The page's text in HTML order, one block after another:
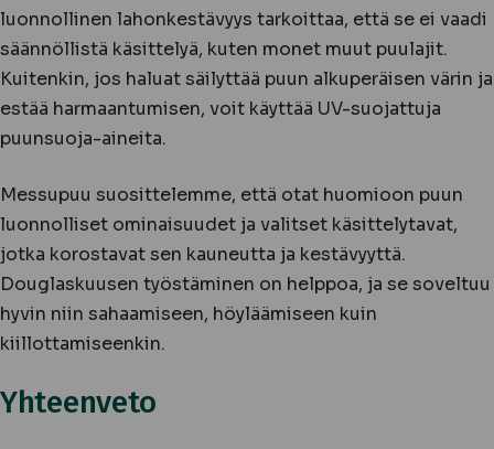
luonnollinen lahonkestävyys tarkoittaa, että se ei vaadi
säännöllistä käsittelyä, kuten monet muut puulajit.
Kuitenkin, jos haluat säilyttää puun alkuperäisen värin ja
estää harmaantumisen, voit käyttää UV-suojattuja
puunsuoja-aineita.
Messupuu suosittelemme, että otat huomioon puun
luonnolliset ominaisuudet ja valitset käsittelytavat,
jotka korostavat sen kauneutta ja kestävyyttä.
Douglaskuusen työstäminen on helppoa, ja se soveltuu
hyvin niin sahaamiseen, höyläämiseen kuin
kiillottamiseenkin.
Yhteenveto